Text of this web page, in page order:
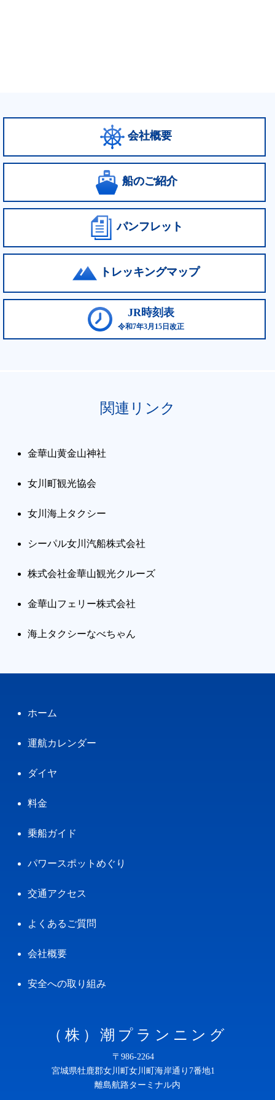
会社概要
船のご紹介
パンフレット
トレッキングマップ
JR時刻表
令和7年3月15日改正
関連リンク
金華山黄金山神社
女川町観光協会
女川海上タクシー
シーパル女川汽船株式会社
株式会社金華山観光クルーズ
金華山フェリー株式会社
海上タクシーなべちゃん
ホーム
運航カレンダー
ダイヤ
料金
乗船ガイド
パワースポットめぐり
交通アクセス
よくあるご質問
会社概要
安全への取り組み
（株）潮プランニング
〒986-2264
宮城県牡鹿郡女川町女川町海岸通り7番地1
離島航路ターミナル内